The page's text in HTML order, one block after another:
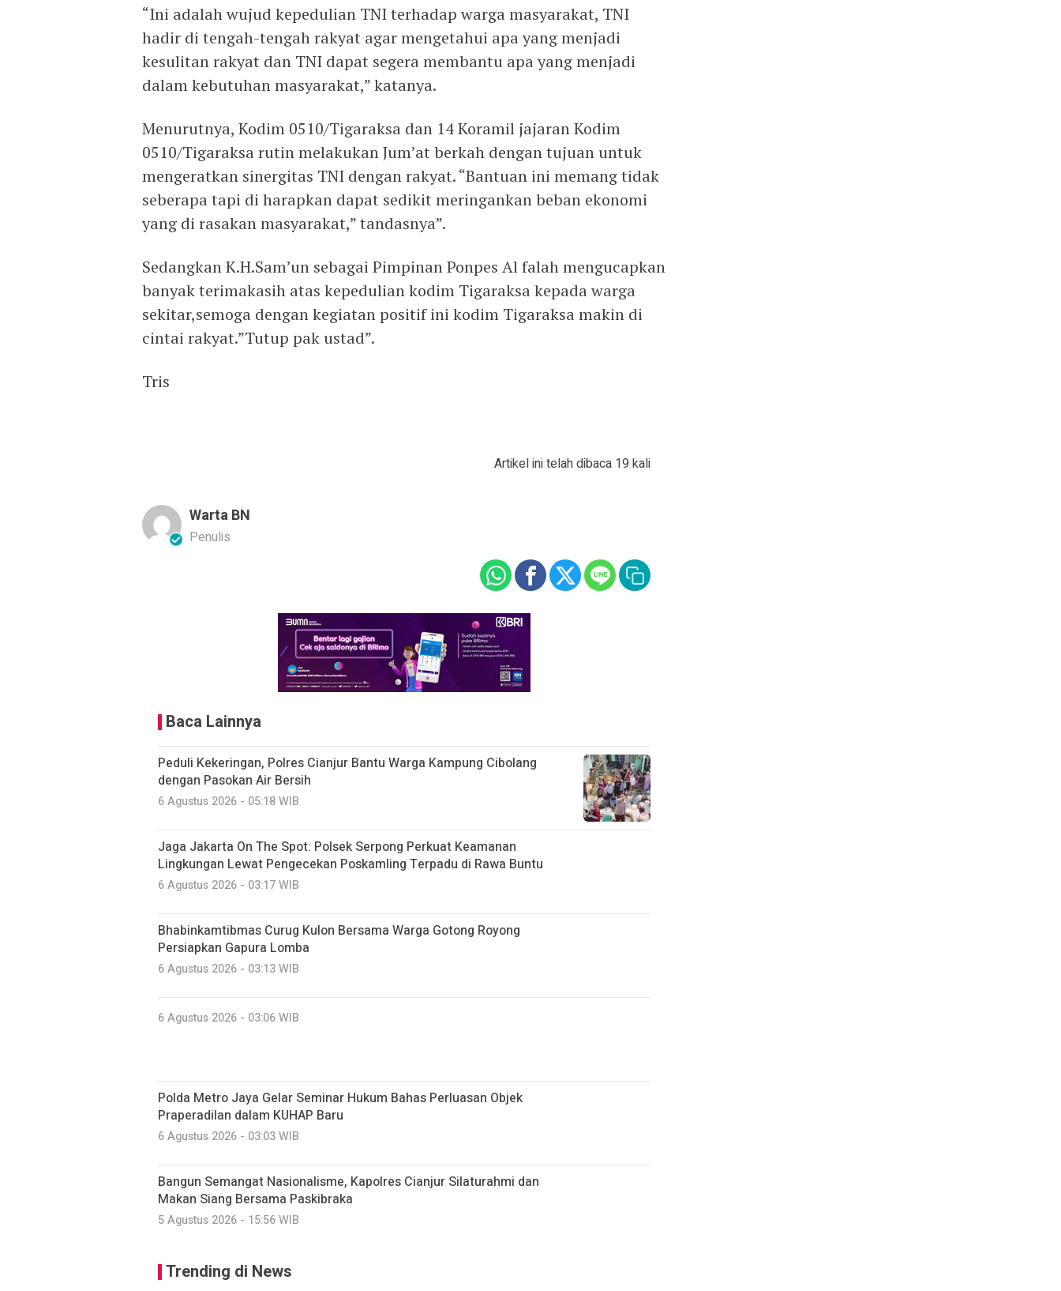
“Ini adalah wujud kepedulian TNI terhadap warga masyarakat, TNI
hadir di tengah-tengah rakyat agar mengetahui apa yang menjadi
kesulitan rakyat dan TNI dapat segera membantu apa yang menjadi
dalam kebutuhan masyarakat,” katanya.
Menurutnya, Kodim 0510/Tigaraksa dan 14 Koramil jajaran Kodim
0510/Tigaraksa rutin melakukan Jum’at berkah dengan tujuan untuk
mengeratkan sinergitas TNI dengan rakyat. “Bantuan ini memang tidak
seberapa tapi di harapkan dapat sedikit meringankan beban ekonomi
yang di rasakan masyarakat,” tandasnya”.
Sedangkan K.H.Sam’un sebagai Pimpinan Ponpes Al falah mengucapkan
banyak terimakasih atas kepedulian kodim Tigaraksa kepada warga
sekitar,semoga dengan kegiatan positif ini kodim Tigaraksa makin di
cintai rakyat.”Tutup pak ustad”.
Tris
Artikel ini telah dibaca 19 kali
Warta BN
Penulis
Baca Lainnya
Peduli Kekeringan, Polres Cianjur Bantu Warga Kampung Cibolang
dengan Pasokan Air Bersih
6 Agustus 2026 - 05:18 WIB
Jaga Jakarta On The Spot: Polsek Serpong Perkuat Keamanan
Lingkungan Lewat Pengecekan Poskamling Terpadu di Rawa Buntu
6 Agustus 2026 - 03:17 WIB
Bhabinkamtibmas Curug Kulon Bersama Warga Gotong Royong
Persiapkan Gapura Lomba
6 Agustus 2026 - 03:13 WIB
6 Agustus 2026 - 03:06 WIB
Polda Metro Jaya Gelar Seminar Hukum Bahas Perluasan Objek
Praperadilan dalam KUHAP Baru
6 Agustus 2026 - 03:03 WIB
Bangun Semangat Nasionalisme, Kapolres Cianjur Silaturahmi dan
Makan Siang Bersama Paskibraka
5 Agustus 2026 - 15:56 WIB
Trending di News